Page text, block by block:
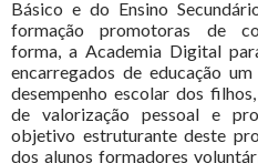
Básico e do Ensino
formação promotoras de
forma, a Academia Digital
encarregados de educação
desempenho escolar dos
de valorização pessoal e
objetivo estruturante deste
dos alunos formadores